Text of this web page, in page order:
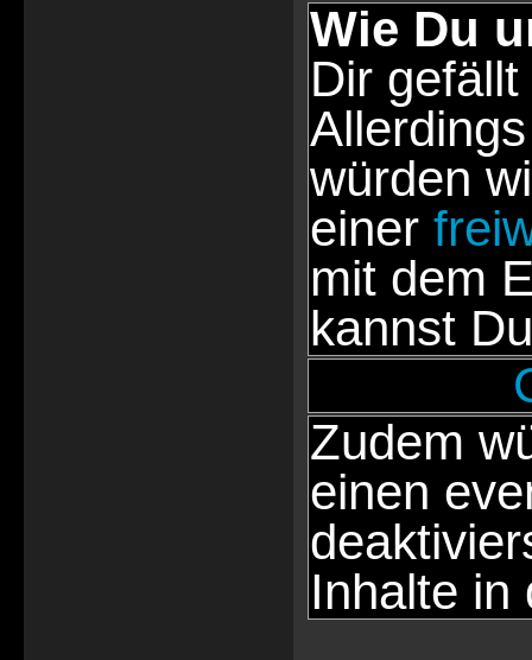
Wie Du
Dir
würden
einer
mit dem
kannst
Zudem
einen
Inhalte in